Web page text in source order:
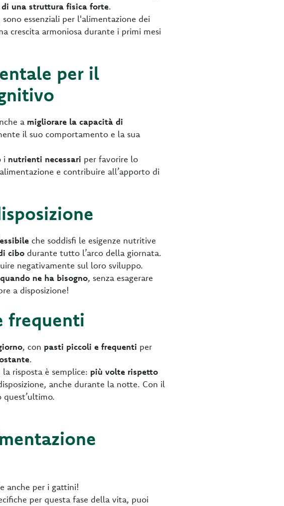
una struttura fisica forte.
essenziali per l'alimentazione dei
crescita armoniosa durante i primi mesi
per il
a migliorare la capacità di
il suo comportamento e la sua
i nutrienti necessari per favorire lo
e contribuire all’apporto di
che soddisfi le esigenze nutritive
cibo durante tutto l’arco della giornata.
negativamente sul loro sviluppo.
ne ha bisogno, senza esagerare
a disposizione!
frequenti
, con pasti piccoli e frequenti per
.
risposta è semplice: più volte rispetto
anche durante la notte. Con il
anche per i gattini!
per questa fase della vita, puoi